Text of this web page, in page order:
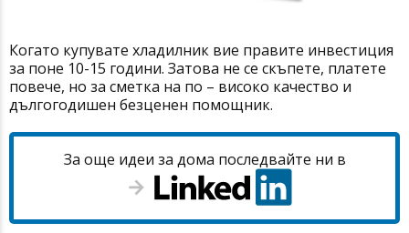
Когато купувате хладилник вие правите инвестиция
за поне 10-15 години. Затова не се скъпете, платете
повече, но за сметка на по – високо качество и
дългогодишен безценен помощник.
За още идеи за дома последвайте ни в